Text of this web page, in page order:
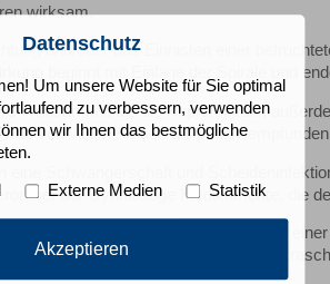
wirksam.
und/oder das Einnisten einer
beginnt mit Einlage der Spirale und
Wirksamkeit als die Kupferspirale,
von vielen Frauen als positiv
eine Schwangerschaft und
der Gynäkologe Medikamente, die
die Länge der Gebärmutterhöhle mit
der Faden gekürzt und die Lage mit
Datenschutz
Um unsere Website für Sie optimal
zu verbessern, verwenden
wir Ihnen das bestmögliche
Externe Medien Statistik
Akzeptieren